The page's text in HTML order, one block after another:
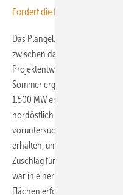
Fordert die Energiewirtschaft
Das Plangebiet schiebt sich
zwischen das wenige
Projektentwicklungsfeld N-9.3,
Sommer ergangenen Zuschlag
1.500 MW entstehen soll, und
nordöstlich folgenden
voruntersuchte Areal hatte
erhalten, um hier bis 2030
Zuschlag für das bei Total als
war in einer speziellen
Flächen erfolgt.